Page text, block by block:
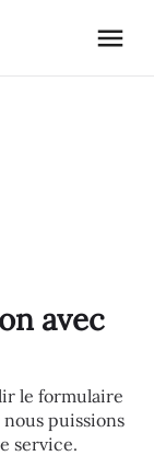
avec
le formulaire
puissions
service.